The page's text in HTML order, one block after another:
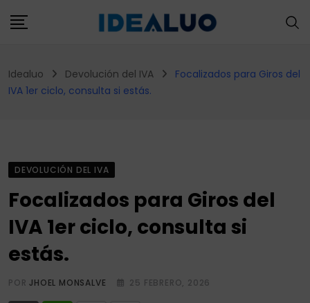
to
Idealuo Devolución del IVA
Focalizados para Giros del
IVA 1er ciclo, consulta si estás.
DEVOLUCIÓN DEL IVA
Focalizados para Giros del
IVA 1er ciclo, consulta si
estás.
PORJHOEL MONSALVE 25 FEBRERO, 2026